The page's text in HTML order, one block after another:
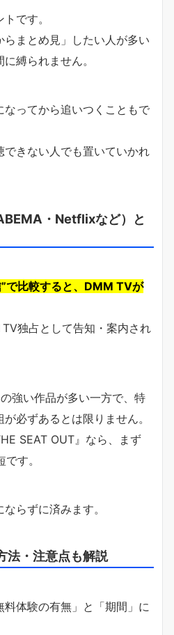
です。
らまとめ見」したい人が多い
縛られません。
なってから追いつくこともで
きない人でも置いていかれ
・Netflixなど）と
で比較すると、DMM TVが
独占として告知・案内され
強い作品が多い一方で、特
必ずあるとは限りません。
SEAT OUT』なら、まず
す。
らずに済みます。
法・注意点も解説
体験の有無」と「期間」に